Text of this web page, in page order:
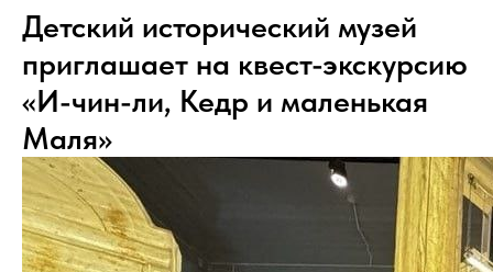
Детский исторический музей
приглашает на квест-экскурсию
«И-чин-ли, Кедр и маленькая
Маля»